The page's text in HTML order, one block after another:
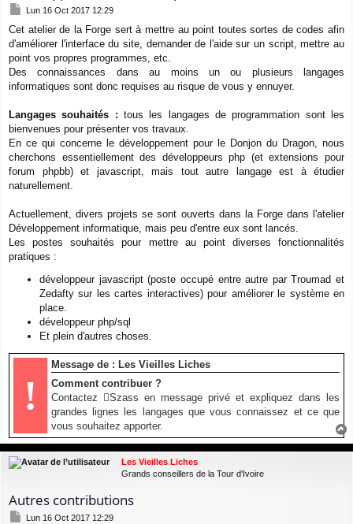
M
s
s
a
e
Lun 16 Oct 2017 12:29
Cet atelier de la Forge sert à mettre au point toutes sortes de codes afin
d'améliorer l'interface du site, demander de l'aide sur un script, mettre au
point vos propres programmes, etc.
Des connaissances dans au moins un ou plusieurs langages
informatiques sont donc requises au risque de vous y ennuyer.
Langages souhaités : tous les langages de programmation sont les
bienvenues pour présenter vos travaux.
En ce qui concerne le développement pour le Donjon du Dragon, nous
cherchons essentiellement des développeurs php (et extensions pour
forum phpbb) et javascript, mais tout autre langage est à étudier
naturellement.
Actuellement, divers projets se sont ouverts dans la Forge dans l'atelier
Développement informatique, mais peu d'entre eux sont lancés.
Les postes souhaités pour mettre au point diverses fonctionnalités
pratiques :
développeur javascript (poste occupé entre autre par Troumad et
Zedafty sur les cartes interactives) pour améliorer le système en
place.
développeur php/sql
Et plein d'autres choses.
!
Message de : Les Vieilles Liches
Comment contribuer ?
Contactez
Szass en message privé et expliquez dans les
grandes lignes les langages que vous connaissez et ce que
vous souhaitez apporter.
u
Les Vieilles Liches
Grands conseillers de la Tour d'Ivoire
Autres contributions
MLun 16 Oct 2017 12:29